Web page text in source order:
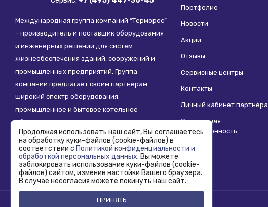
Международная группа компаний “Терморос”
– производитель и поставщик оборудования
и инженерных решений для систем
жизнеобеспечения зданий, сооружений и
промышленных предприятий. Группа
компаний предлагает своим партнерам
широкий спектр оборудования:
промышленное и бытовое котельное
оборудование, системы отопления,
водоснабжения, водоподготовки и другие
инженерные системы.
Портфолио
Новости
Акции
Отзывы
Сервисные центры
Контакты
Личный кабинет партнёра
Социальная
ответственность
Продолжая использовать наш сайт, Вы соглашаетесь
на обработку куки-файлов (cookie-файлов) в
соответствии с Политикой конфиденциальности и
обработкой персональных данных. Вы можете
заблокировать использование куки-файлов (cookie-
файлов) сайтом, изменив настойки Вашего браузера.
В случае несогласия можете покинуть наш сайт.
ПРИНЯТЬ